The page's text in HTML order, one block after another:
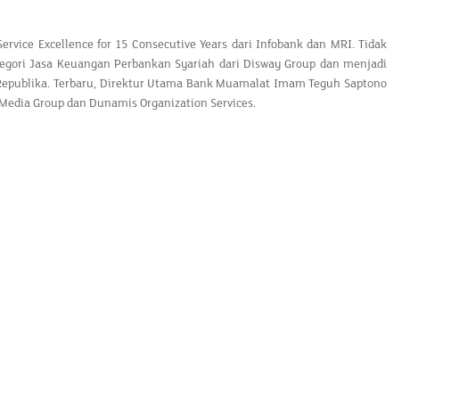
Excellence for 15 Consecutive Years dari Infobank dan MRI. Tidak
Jasa Keuangan Perbankan Syariah dari Disway Group dan menjadi
Terbaru, Direktur Utama Bank Muamalat Imam Teguh Saptono
Group dan Dunamis Organization Services.